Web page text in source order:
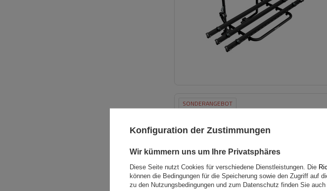
SONDERANGEBOT
Konfiguration der Zustimmungen
Wir kümmern uns um Ihre Privatsphäres
Diese Seite nutzt Cookies für verschiedene Dienstleistungen. Die
können die Bedingungen für die Speicherung sowie den Zugriff auf
zu den Nutzungsbedingungen und zum Datenschutz finden Sie auch